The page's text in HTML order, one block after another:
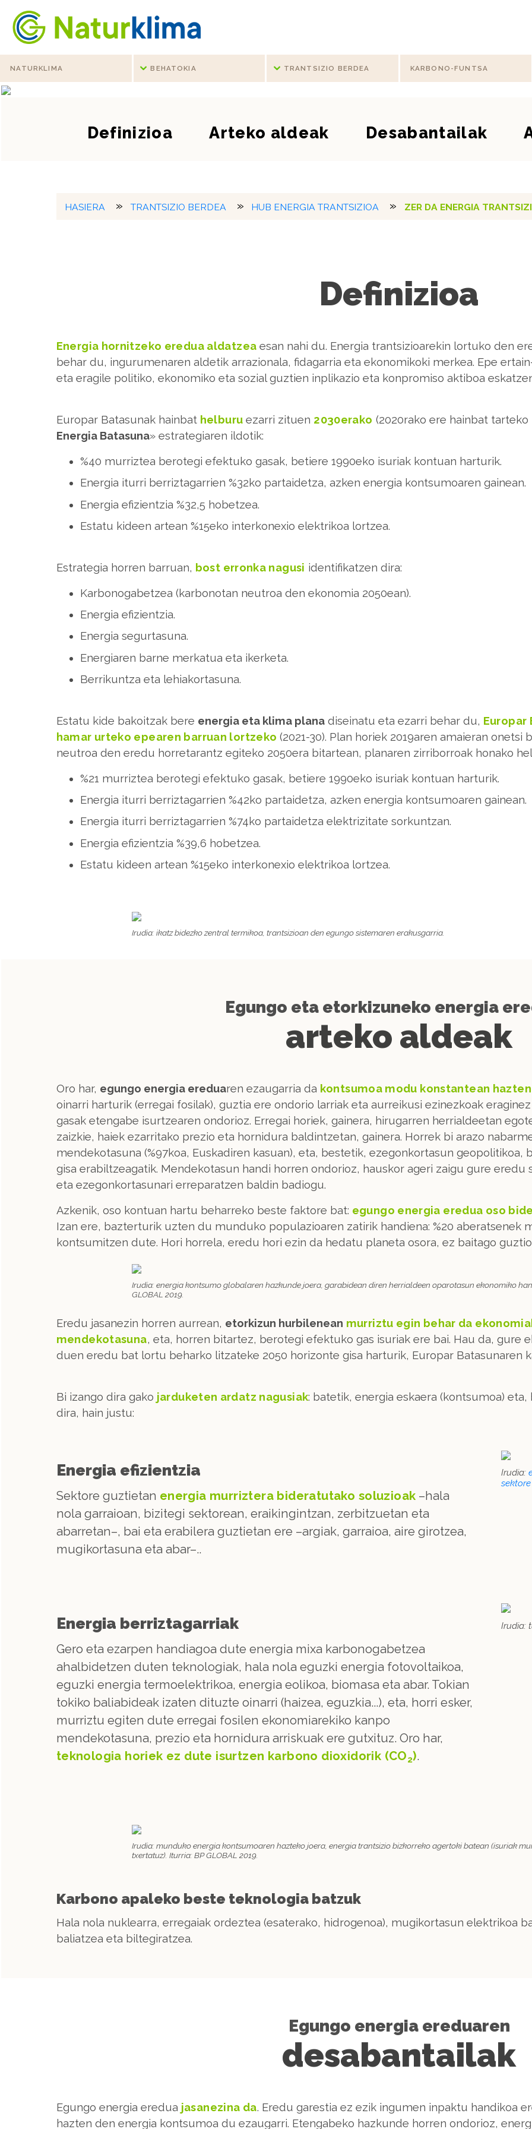
Indize nagusira jo
Edukietara jo
NATURKLIMA BEHATOKIA TRANTSIZIO BERDEA KARBONO-FUNTSA
HUB ENERGIA TRANTSIZIOA
Zer da energia trantsizioa
Definizioa Arteko aldeak Desabantailak
HASIERA TRANTSIZIO BERDEA HUB ENERGIA TRANTSIZIOA ZER DA ENERGIA
Definizioa
Energia hornitzeko eredua aldatzea esan nahi du. Energia trantsizioarekin lortuko den
behar du, ingurumenaren aldetik arrazionala, fidagarria eta ekonomikoki merkea. Epe
eta eragile politiko, ekonomiko eta sozial guztien inplikazio eta konpromiso aktiboa
Europar Batasunak hainbat helburu ezarri zituen 2030erako (2020rako ere hainbat
Energia Batasuna» estrategiaren ildotik:
%40 murriztea berotegi efektuko gasak, betiere 1990eko isuriak kontuan harturik.
Energia iturri berriztagarrien %32ko partaidetza, azken energia kontsumoaren gainean.
Energia efizientzia %32,5 hobetzea.
Estatu kideen artean %15eko interkonexio elektrikoa lortzea.
Estrategia horren barruan, bost erronka nagusi identifikatzen dira:
Karbonogabetzea (karbonotan neutroa den ekonomia 2050ean).
Energia efizientzia.
Energia segurtasuna.
Energiaren barne merkatua eta ikerketa.
Berrikuntza eta lehiakortasuna.
Estatu kide bakoitzak bere energia eta klima planadiseinatu eta ezarri behar du, Europar
hamar urteko epearen barruan lortzeko (2021-30). Plan horiek 2019aren amaieran
neutroa den eredu horretarantz egiteko 2050era bitartean, planaren zirriborroak honako
%21 murriztea berotegi efektuko gasak, betiere 1990eko isuriak kontuan harturik.
Energia iturri berriztagarrien %42ko partaidetza, azken energia kontsumoaren gainean.
Energia iturri berriztagarrien %74ko partaidetza elektrizitate sorkuntzan.
Energia efizientzia %39,6 hobetzea.
Estatu kideen artean %15eko interkonexio elektrikoa lortzea.
Irudia: ikatz bidezko zentral termikoa, trantsizioan den egungo sistemaren erakusgarria.
Egungo eta etorkizuneko energia
arteko aldeak
Oro har, egungo energia ereduaren ezaugarria da kontsumoa modu konstantean
oinarri harturik (erregai fosilak), guztia ere ondorio larriak eta aurreikusi ezinezkoak
gasak etengabe isurtzearen ondorioz. Erregai horiek, gainera, hirugarren herrialdeetan
zaizkie, haiek ezarritako prezio eta hornidura baldintzetan, gainera. Horrek bi arazo
mendekotasuna (%97koa, Euskadiren kasuan), eta, bestetik, ezegonkortasun
gisa erabiltzeagatik. Mendekotasun handi horren ondorioz, hauskor ageri zaigu gure
eta ezegonkortasunari erreparatzen baldin badiogu.
Azkenik, oso kontuan hartu beharreko beste faktore bat: egungo energia eredua oso
Izan ere, bazterturik uzten du munduko populazioaren zatirik handiena: %20 aberatsenek
kontsumitzen dute. Hori horrela, eredu hori ezin da hedatu planeta osora, ez baitago
Irudia: energia kontsumo globalaren hazkunde joera, garabidean diren herrialdeen oparotasun ekonomiko
GLOBAL 2019.
Eredu jasanezin horren aurrean, etorkizun hurbilenean murriztu egin behar da
mendekotasuna, eta, horren bitartez, berotegi efektuko gas isuriak ere bai. Hau da, gure
duen eredu bat lortu beharko litzateke 2050 horizonte gisa harturik, Europar Batasunaren
Bi izango dira gako jarduketen ardatz nagusiak: batetik, energia eskaera (kontsumoa)
dira, hain justu:
Energia efizientzia
Sektore guztietan energia murriztera bideratutako soluzioak –hala
nola garraioan, bizitegi sektorean, eraikingintzan, zerbitzuetan eta
abarretan–, bai eta erabilera guztietan ere –argiak, garraioa, aire girotzea,
mugikortasuna eta abar–..
Irudia:
sektore
Energia berriztagarriak
Gero eta ezarpen handiagoa dute energia mixa karbonogabetzea
ahalbidetzen duten teknologiak, hala nola eguzki energia fotovoltaikoa,
eguzki energia termoelektrikoa, energia eolikoa, biomasa eta abar. Tokian
tokiko baliabideak izaten dituzte oinarri (haizea, eguzkia...), eta, horri esker,
murriztu egiten dute erregai fosilen ekonomiarekiko kanpo
mendekotasuna, prezio eta hornidura arriskuak ere gutxituz. Oro har,
teknologia horiek ez dute isurtzen karbono dioxidorik (CO2).
Irudia:
Irudia: munduko energia kontsumoaren hazteko joera, energia trantsizio bizkorreko agertoki batean (isuriak
txertatuz). Iturria: BP GLOBAL 2019.
Karbono apaleko beste teknologia batzuk
Hala nola nuklearra, erregaiak ordeztea (esaterako, hidrogenoa), mugikortasun elektrikoa
baliatzea eta biltegiratzea.
Egungo energia ereduaren
desabantailak
Egungo energia eredua jasanezina da. Eredu garestia ez ezik ingumen inpaktu handikoa
hazten den energia kontsumoa du ezaugarri. Etengabeko hazkunde horren ondorioz,